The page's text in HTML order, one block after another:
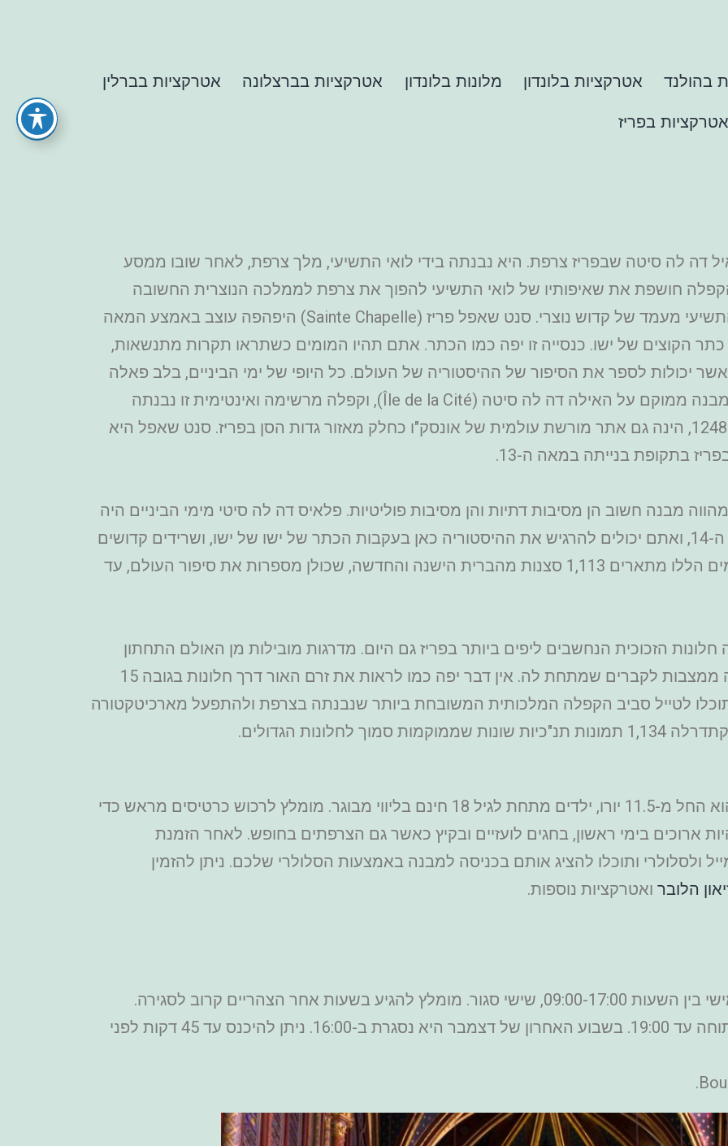
בהולנד אטרקציות בלונדון מלונות בלונדון אטרקציות בברצלונה אטרקציות בברלין
אטרקציות בפריז
דה לה סיטה שבפריז צרפת. היא נבנתה בידי לואי התשיעי, מלך צרפת, לאחר שובו ממסע
חושפת את שאיפותיו של לואי התשיעי להפוך את צרפת לממלכה הנוצרית החשובה
בזמנה. ב-1297, העניקה הכנסייה ללואי התשיעי מעמד של קדוש נוצרי. סנט שאפל פריז (Sainte Chapelle) היפהפה עוצב באמצע המאה
את כתר הקוצים של ישו. כנסייה זו יפה כמו הכתר. אתם תהיו המומים כשתראו תקרות מתנשאות,
יכולות לספר את הסיפור של ההיסטוריה של העולם. כל היופי של ימי הביניים, בלב פאלה
דה לה סיטה (Palais de la Cité) בפריז. המבנה ממוקם על האילה דה לה סיטה (Île de la Cité), וקפלה מרשימה ואינטימית זו נבנתה
בשנים 1242-1248 ונחנכה ב-26 באפריל 1248, הינה גם אתר מורשת עולמית של אונסק"ו כחלק מאזור גדות הסן בפריז. סנט שאפל היא
בתקופת בנייתה במאה ה-13.
בתוך 7 שנים בלבד, מהווה מבנה חשוב הן מסיבות דתיות והן מסיבות פוליטיות. פלאיס דה לה סיטי מימי הביניים היה
מקום מגוריהם של מלכי צרפת עד המאה ה-14, ואתם יכולים להרגיש את ההיסטוריה כאן בעקבות הכתר של ישו של ישו, ושרידים קדושים
אחרים. הפנלים בכל 15 החלונות המדהימים הללו מתארים 1,113 סצנות מהברית הישנה והחדשה, שכולן מספרות את סיפור העולם, עד
הזכוכית הנחשבים ליפים ביותר בפריז גם היום. מדרגות מובילות מן האולם התחתון
לעליון כאשר רצפת האולם התחתון עשויה ממצבות לקברים שמתחת לה. אין דבר יפה כמו לראות את זרם האור דרך חלונות בגובה 15
לטייל סביב הקפלה המלכותית המשובחת ביותר שנבנתה בצרפת ולהתפעל מארכיטקטורה
מחיר כרטיסים אל קתדרלת סנט שאפל הוא החל מ-11.5 יורו, ילדים מתחת לגיל 18 חינם בליווי מבוגר. מומלץ לרכוש כרטיסים מראש כדי
ארוכים בימי ראשון, בחגים לועזיים ובקיץ כאשר גם הצרפתים בחופש. לאחר הזמנת
ולסלולרי ותוכלו להציג אותם בכניסה למבנה באמצעות הסלולרי שלכם. ניתן להזמין
הלובר ואטרקציות נוספות.
שעות פתיחה של הקתדרלה: שבת עד חמישי בין השעות 09:00-17:00, שישי סגור. מומלץ להגיע בשעות אחר הצהריים קרוב לסגירה.
בחודשים אפריל עד ספטמבר הכנסייה פתוחה עד 19:00. בשבוע האחרון של דצמבר היא נסגרת ב-16:00. ניתן להיכנס עד 45 דקות לפני